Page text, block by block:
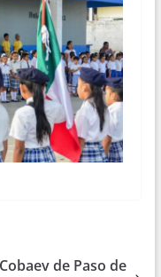
de Paso de